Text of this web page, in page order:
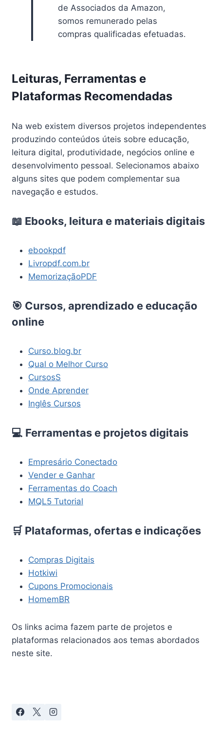
de Associados da Amazon,
somos remunerado pelas
compras qualificadas efetuadas.
Leituras, Ferramentas e
Plataformas Recomendadas
Na web existem diversos projetos independentes
produzindo conteúdos úteis sobre educação,
leitura digital, produtividade, negócios online e
desenvolvimento pessoal. Selecionamos abaixo
alguns sites que podem complementar sua
navegação e estudos.
📖 Ebooks, leitura e materiais digitais
ebookpdf
Livropdf.com.br
MemorizaçãoPDF
🎯 Cursos, aprendizado e educação
online
Curso.blog.br
Qual o Melhor Curso
CursosS
Onde Aprender
Inglês Cursos
💻 Ferramentas e projetos digitais
Empresário Conectado
Vender e Ganhar
Ferramentas do Coach
MQL5 Tutorial
🛒 Plataformas, ofertas e indicações
Compras Digitais
Hotkiwi
Cupons Promocionais
HomemBR
Os links acima fazem parte de projetos e
plataformas relacionados aos temas abordados
neste site.